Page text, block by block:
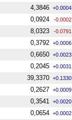
4,3846 +0.0004
0,0924 -0.0002
8,0323 -0.0791
0,3792 +0.0006
0,6650 +0.0023
0,2045 +0.0031
39,3370 +0.1330
0,2627 +0.0009
0,3541 +0.0020
0,0654 +0.0002